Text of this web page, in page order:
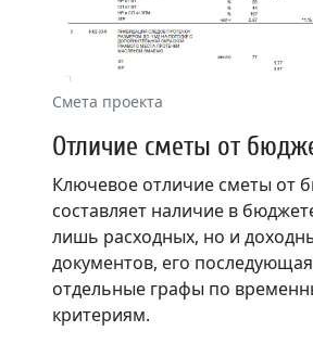
Смета проекта
Отличие сметы от
Ключевое отличие сметы от
составляет наличие в
лишь расходных, но и
документов, его
отдельные графы по
критериям.